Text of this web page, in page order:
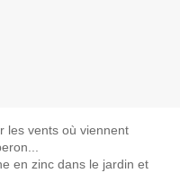
les vents où viennent
en zinc dans le jardin et